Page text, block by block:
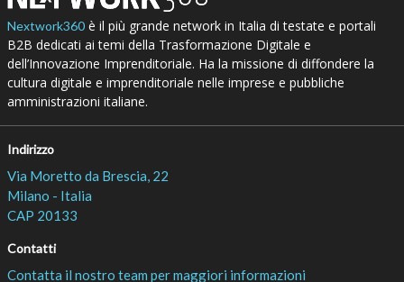
Nextwork360è il più grande network in Italia di testate e portali
B2B dedicati ai temi della Trasformazione Digitale e
dell’Innovazione Imprenditoriale. Ha la missione di diffondere la
cultura digitale e imprenditoriale nelle imprese e pubbliche
amministrazioni italiane.
Indirizzo
Via Moretto da Brescia, 22
Milano - Italia
CAP 20133
Contatti
Contatta il nostro team per maggiori informazioni